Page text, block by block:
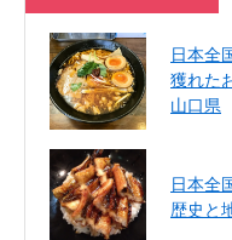
日本全
獲れた
山口県
日本全
歴史と